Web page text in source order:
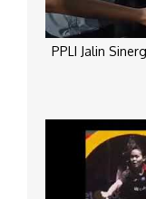
PPLI Jalin